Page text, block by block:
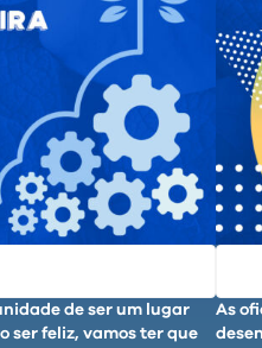
de ser um lugar
ser feliz, vamos ter que
As